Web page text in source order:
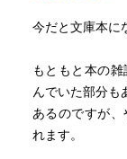
今だと文庫本に
もともと本の
んでいた部分も
あるのですが
れます。